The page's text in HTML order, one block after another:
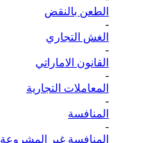
الطعن بالنقض
-
الغش التجاري
-
القانون الاماراتي
-
المعاملات التجارية
-
المنافسة
-
المنافسة غير المشروعة